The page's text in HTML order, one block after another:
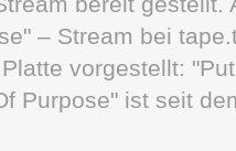
– Stream bei
vorgestellt:
Purpose" ist seit